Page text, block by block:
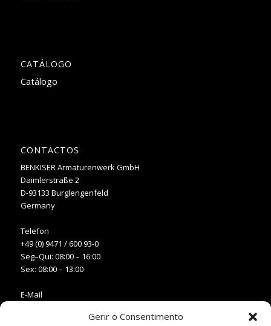
Gerir o Consentimento
CATÁLOGO
Catálogo
CONTACTOS
BENKISER Armaturenwerk GmbH
Daimlerstraße 2
D-93133 Burglengenfeld
Germany
Telefon
+49 (0) 9471 / 600 93-0
Seg–Qui: 08:00 – 16:00
Sex: 08:00 – 13:00
E-Mail